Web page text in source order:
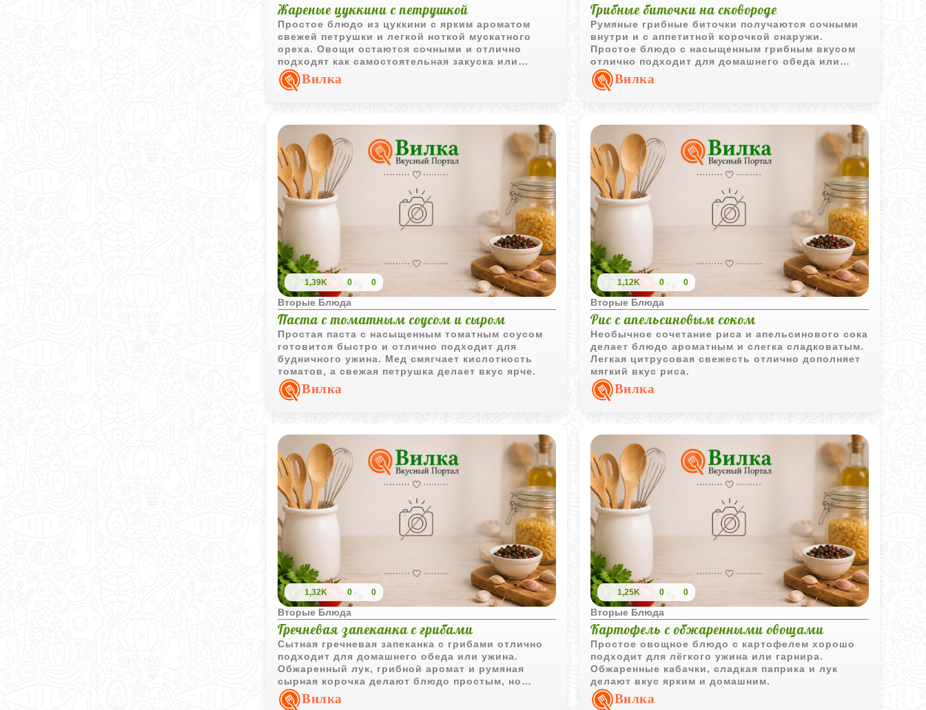
Жареные цуккини с петрушкой
Простое блюдо из цуккини с ярким ароматом
свежей петрушки и легкой ноткой мускатного
ореха. Овощи остаются сочными и отлично
подходят как самостоятельная закуска или
гарнир.Вилка
Грибные биточки на сковороде
Румяные грибные биточки получаются сочными
внутри и с аппетитной корочкой снаружи.
Простое блюдо с насыщенным грибным вкусом
отлично подходит для домашнего обеда или
ужина.Вилка
1,39K 0 0
Вторые Блюда
Паста с томатным соусом и сыром
Простая паста с насыщенным томатным соусом
готовится быстро и отлично подходит для
будничного ужина. Мед смягчает кислотность
томатов, а свежая петрушка делает вкус ярче.
Вилка
1,12K 0 0
Вторые Блюда
Рис с апельсиновым соком
Необычное сочетание риса и апельсинового сока
делает блюдо ароматным и слегка сладковатым.
Легкая цитрусовая свежесть отлично дополняет
мягкий вкус риса.
Вилка
1,32K 0 0
Вторые Блюда
Гречневая запеканка с грибами
Сытная гречневая запеканка с грибами отлично
подходит для домашнего обеда или ужина.
Обжаренный лук, грибной аромат и румяная
сырная корочка делают блюдо простым, но
очень уютным.
Вилка
1,25K 0 0
Вторые Блюда
Картофель с обжаренными овощами
Простое овощное блюдо с картофелем хорошо
подходит для лёгкого ужина или гарнира.
Обжаренные кабачки, сладкая паприка и лук
делают вкус ярким и домашним.
Вилка